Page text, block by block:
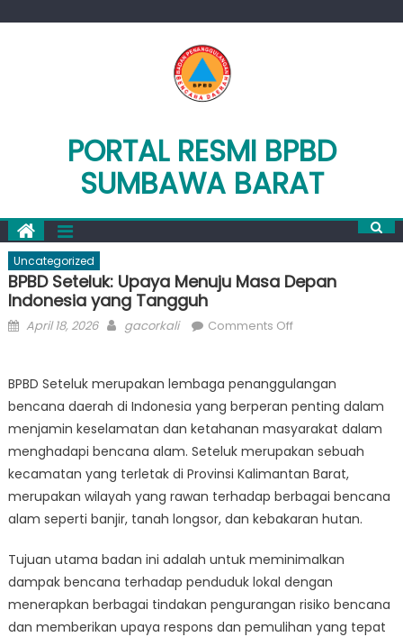
PORTAL RESMI BPBD
SUMBAWA BARAT
Uncategorized
BPBD Seteluk: Upaya Menuju Masa Depan
Indonesia yang Tangguh
Posted
April 18, 2026 Author
gacorkali Comments Offon
Upaya
Menuju
Masa
Depan
Indonesia
yang
Tangguh
BPBD Seteluk merupakan lembaga penanggulangan
bencana daerah di Indonesia yang berperan penting dalam
menjamin keselamatan dan ketahanan masyarakat dalam
menghadapi bencana alam. Seteluk merupakan sebuah
kecamatan yang terletak di Provinsi Kalimantan Barat,
merupakan wilayah yang rawan terhadap berbagai bencana
alam seperti banjir, tanah longsor, dan kebakaran hutan.
Tujuan utama badan ini adalah untuk meminimalkan
dampak bencana terhadap penduduk lokal dengan
menerapkan berbagai tindakan pengurangan risiko bencana
dan memberikan upaya respons dan pemulihan yang tepat